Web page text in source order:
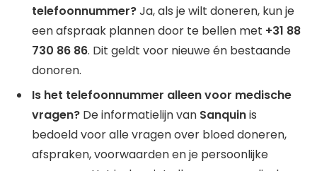
telefoonnummer?Ja, als je wilt doneren, kun je
een afspraak plannen door te bellen met +31 88
730 86 86. Dit geldt voor nieuwe én bestaande
donoren.
Is het telefoonnummer alleen voor medische
vragen? De informatielijn van Sanquinis
bedoeld voor alle vragen over bloed doneren,
afspraken, voorwaarden en je persoonlijke